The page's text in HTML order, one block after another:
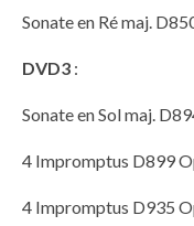
Sonate en Ré maj.
DVD3 :
Sonate en Sol maj.
4 Impromptus D899
4 Impromptus D935